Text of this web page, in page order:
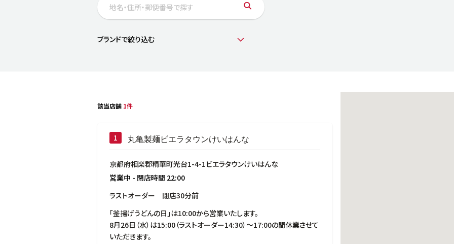
DXビジョン2028
株主
ディ
コミュニケーション
サス
ブランドで絞り込む
該当店舗 1件
丸亀製麺ビエラタウンけいはんな
京都府相楽郡精華町光台1-4-1ビエラタウンけいはんな
営業中 - 閉店時間 22:00
ラストオーダー　閉店30分前
「釜揚げうどんの日」は10:00から営業いたします。
8月26日（水）は15:00（ラストオーダー14:30）～17:00の間休業させて
いただきます。